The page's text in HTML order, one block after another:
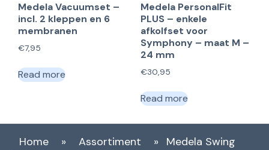
Medela Vacuumset –
incl. 2 kleppen en 6
membranen
€7,95
Read more
Medela PersonalFit
PLUS – enkele
afkolfset voor
Symphony – maat M –
24 mm
€30,95
Read more
Home » Assortiment »
Medela Swing